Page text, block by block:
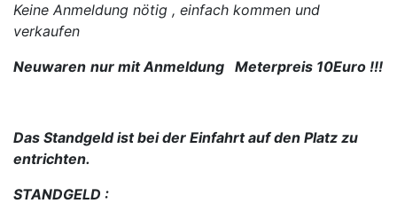
Keine Anmeldung nötig , einfach kommen und
verkaufen
Neuwaren nur mit Anmeldung Meterpreis 10Euro !!!
Das Standgeld ist bei der Einfahrt auf den Platz zu
entrichten.
STANDGELD :